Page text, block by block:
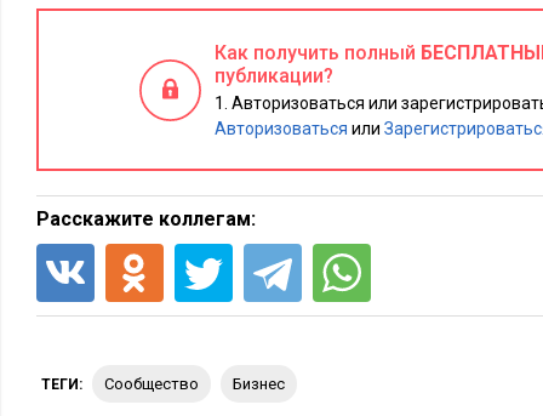
Лучше использовать открытую выкладку, это повышает
как минимум.
Магазины лучше размещать в торговых центрах: в модулях
Как получить полный
публикации?
Авторизоваться или
Авторизоваться или
Расскажите коллегам:
ТЕГИ: сообщество бизнес